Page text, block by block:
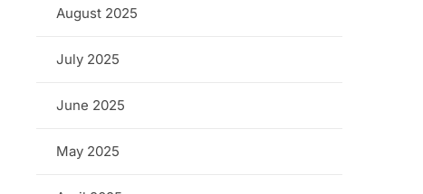
August 2025
July 2025
June 2025
May 2025